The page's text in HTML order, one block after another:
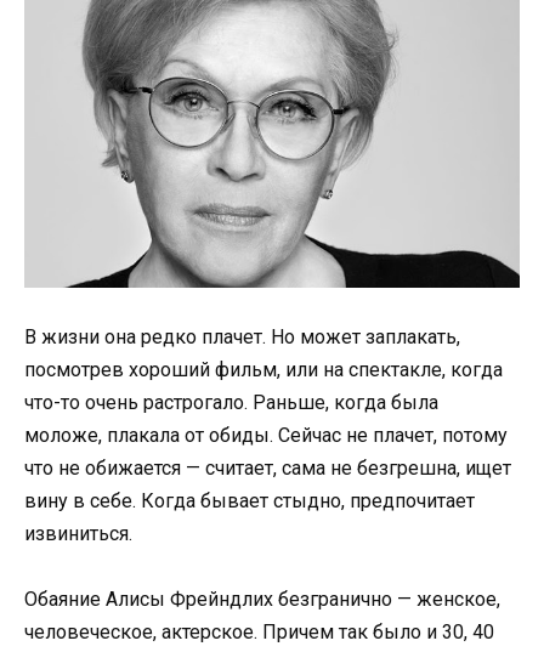
В жизни она редко плачет. Но может заплакать,
посмотрев хороший фильм, или на спектакле, когда
что-то очень растрогало. Раньше, когда была
моложе, плакала от обиды. Сейчас не плачет, потому
что не обижается — считает, сама не безгрешна, ищет
вину в себе. Когда бывает стыдно, предпочитает
извиниться.
Обаяние Алисы Фрейндлих безгранично — женское,
человеческое, актерское. Причем так было и 30, 40